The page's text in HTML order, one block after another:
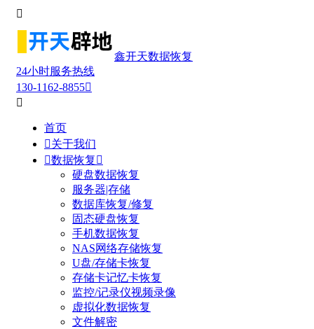

鑫开天数据恢复
24小时服务热线
130-1162-8855

首页
关于我们
数据恢复 
硬盘数据恢复
服务器|存储
数据库恢复/修复
固态硬盘恢复
手机数据恢复
NAS网络存储恢复
U盘/存储卡恢复
存储卡记忆卡恢复
监控/记录仪视频录像
虚拟化数据恢复
文件解密